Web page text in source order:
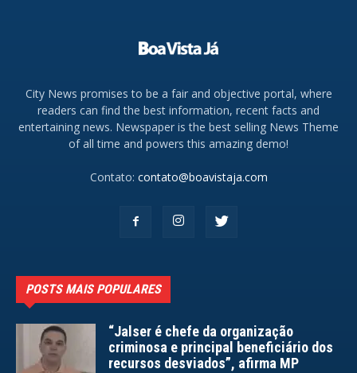
City News promises to be a fair and objective portal, where
readers can find the best information, recent facts and
entertaining news. Newspaper is the best selling News Theme
of all time and powers this amazing demo!
Contato: contato@boavistaja.com
POSTS MAIS POPULARES
“Jalser é chefe da organização
criminosa e principal beneficiário dos
recursos desviados”, afirma MP